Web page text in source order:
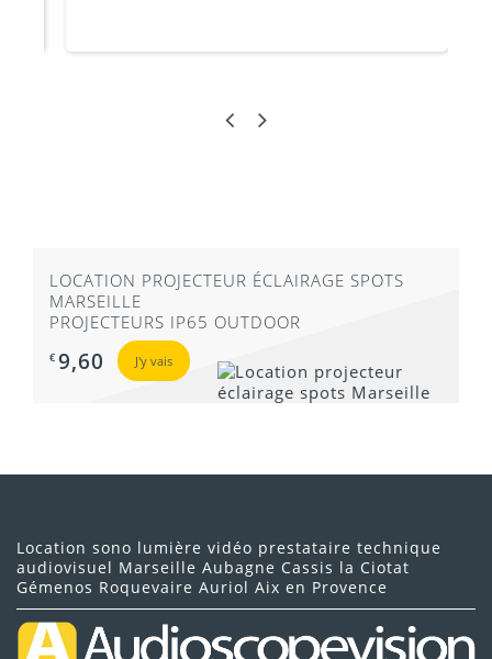
LOCATION PROJECTEUR ÉCLAIRAGE SPOTS
MARSEILLE
PROJECTEURS IP65 OUTDOOR
€ 9,60 J'y vais
Location sono lumière vidéo prestataire technique
audiovisuel Marseille Aubagne Cassis la Ciotat
Gémenos Roquevaire Auriol Aix en Provence